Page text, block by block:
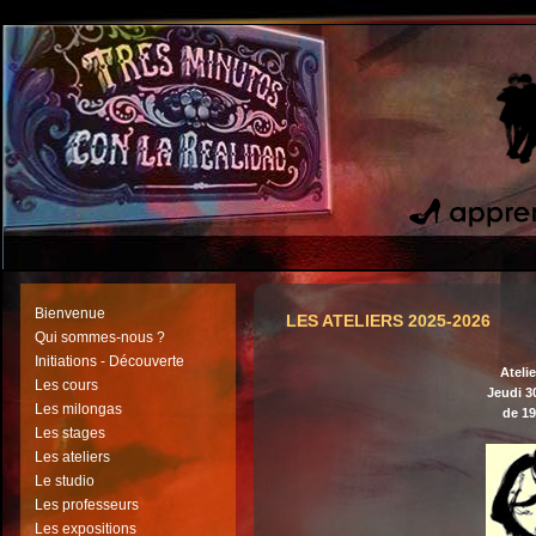
Bienvenue
Qui sommes-nous ?
Initiations - Découverte
Les cours
Les milongas
Les stages
Les ateliers
Le studio
Les professeurs
Les expositions
LES ATELIERS 2025-2026
Jeudi
de